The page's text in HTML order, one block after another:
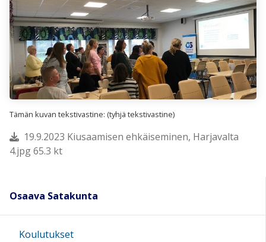
Tämän kuvan tekstivastine: (tyhjä tekstivastine)
19.9.2023 Kiusaamisen ehkäiseminen, Harjavalta
4.jpg 65.3 kt
Osaava Satakunta
Koulutukset